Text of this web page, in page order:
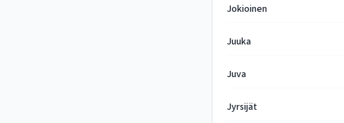
Jokioinen
Juuka
Juva
Jyrsijät